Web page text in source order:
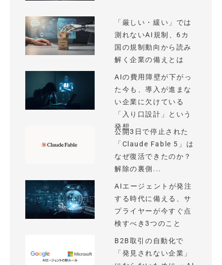
「厳しい・緩い」では
測れないAI規制、6カ
国の規制動向から読み
解く企業の備えとは
AIの費用障壁が下がっ
た今も、導入が進まな
い企業に欠けている
「入り口設計」という
発想
公開3日で停止された
「Claude Fable 5」は
なぜ復活できたのか？
解除の裏側...
AIエージェントが発注
する時代に備える、サ
プライヤーが今すぐ点
検すべき3つのこと
B2B取引の自動化で
「発見されない企業」